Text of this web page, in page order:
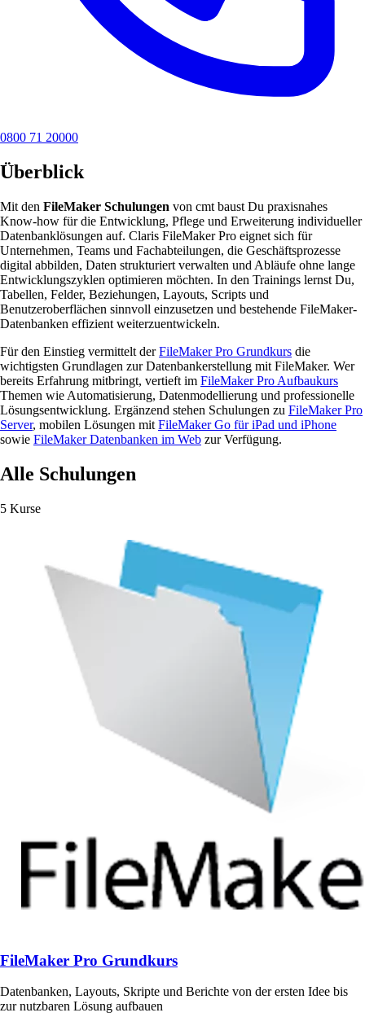
0800 71 20000
Überblick
Mit den FileMaker Schulungen von cmt baust Du praxisnahes
Know-how für die Entwicklung, Pflege und Erweiterung individueller
Datenbanklösungen auf. Claris FileMaker Pro eignet sich für
Unternehmen, Teams und Fachabteilungen, die Geschäftsprozesse
digital abbilden, Daten strukturiert verwalten und Abläufe ohne lange
Entwicklungszyklen optimieren möchten. In den Trainings lernst Du,
Tabellen, Felder, Beziehungen, Layouts, Scripts und
Benutzeroberflächen sinnvoll einzusetzen und bestehende FileMaker-
Datenbanken effizient weiterzuentwickeln.
Für den Einstieg vermittelt derFileMaker Pro Grundkurs die
wichtigsten Grundlagen zur Datenbankerstellung mit FileMaker. Wer
bereits Erfahrung mitbringt, vertieft im FileMaker Pro Aufbaukurs
Themen wie Automatisierung, Datenmodellierung und professionelle
Lösungsentwicklung. Ergänzend stehen Schulungen zu FileMaker Pro
Server, mobilen Lösungen mit FileMaker Go für iPad und iPhone
sowie FileMaker Datenbanken im Web zur Verfügung.
Alle Schulungen
5 Kurse
FileMaker Pro Grundkurs
Datenbanken, Layouts, Skripte und Berichte von der ersten Idee bis
zur nutzbaren Lösung aufbauen